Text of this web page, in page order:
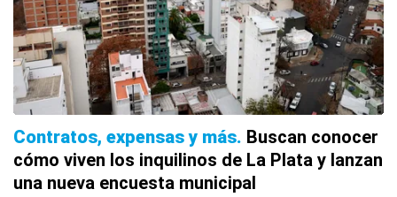
Contratos, expensas y más Buscan conocer
cómo viven los inquilinos de La Plata y lanzan
una nueva encuesta municipal